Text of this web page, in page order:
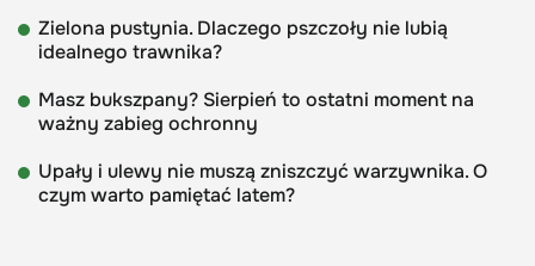
Zielona pustynia. Dlaczego pszczoły nie lubią
idealnego trawnika?
Masz bukszpany? Sierpień to ostatni moment na
ważny zabieg ochronny
Upały i ulewy nie muszą zniszczyć warzywnika. O
czym warto pamiętać latem?